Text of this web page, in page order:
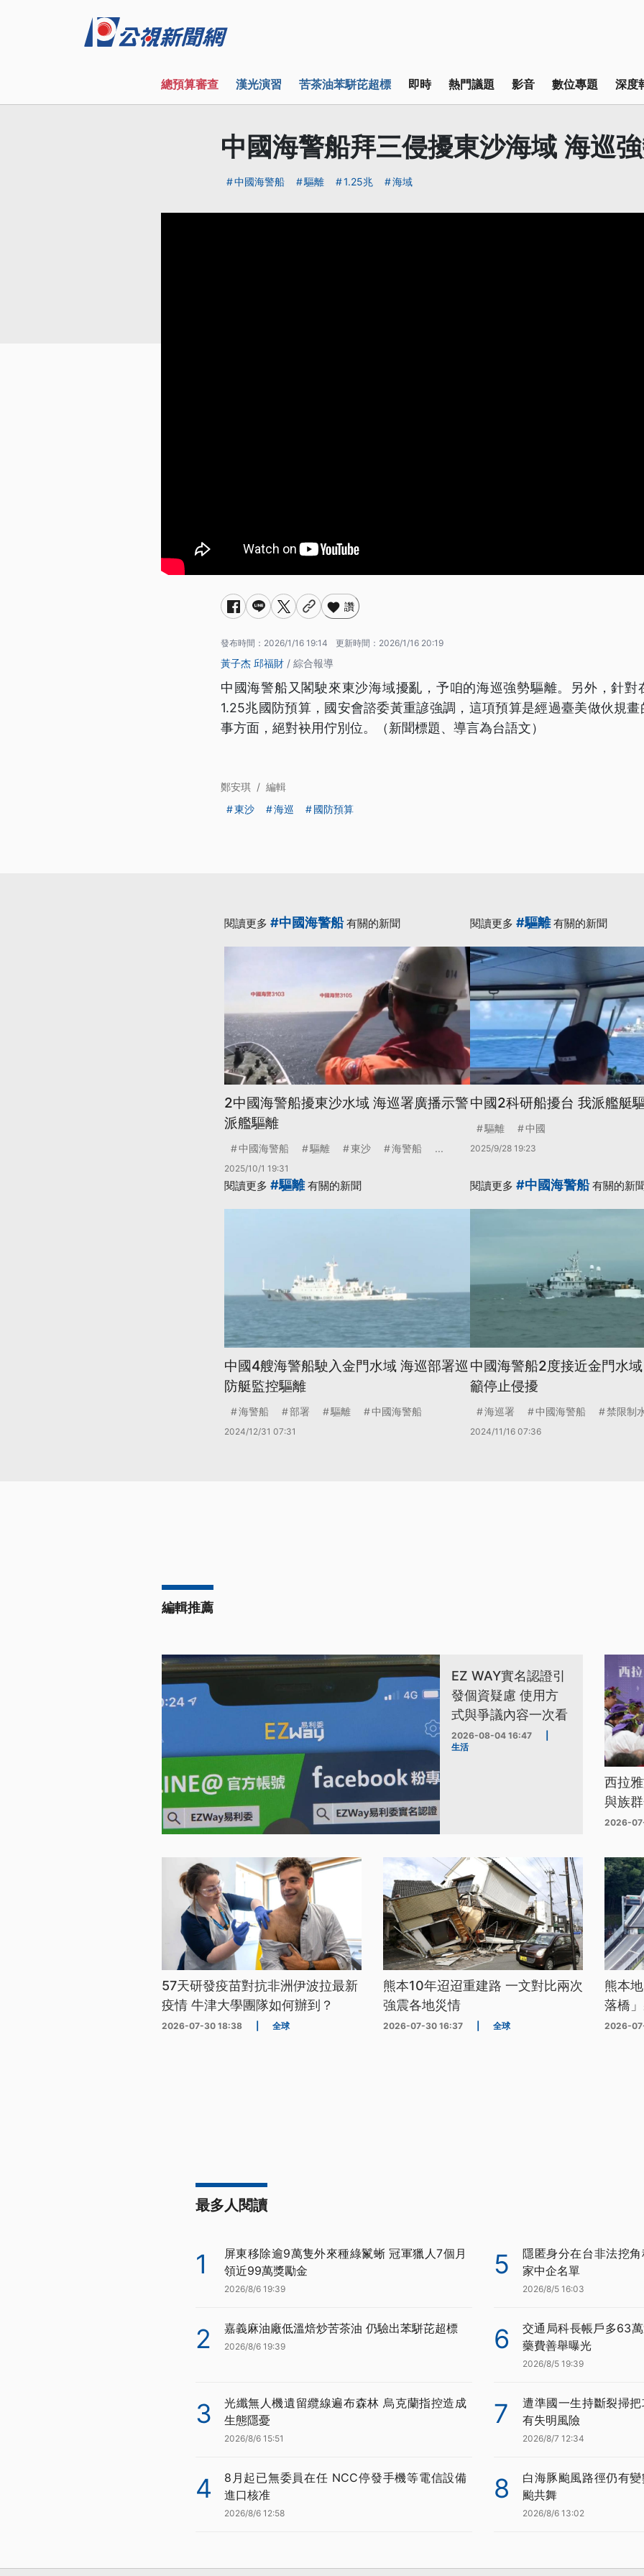
總預算審查 漢光演習 苦茶油苯駢芘超標 即時 熱門議題 影音 數位專題 深度
中國海警船拜三侵擾東沙海域 海巡
中國海警船 驅離 1.25兆 海域
讚
發布時間： 2026/1/16 19:14 更新時間： 2026/1/16 20:19
黃子杰 邱福財 / 綜合報導
中國海警船又閣駛來東沙海域擾亂，予咱的海巡強勢驅離。另外，針對
1.25兆國防預算，國安會諮委黃重諺強調，這項預算是經過臺美做伙規
事方面，絕對袂用佇別位。（新聞標題、導言為台語文）
鄭安琪 / 編輯
東沙
海巡 國防預算
閱讀更多 #中國海警船有關的新聞
2中國海警船擾東沙水域 海巡署廣播示警
派艦驅離
中國海警船 驅離 東沙 海警船 ...
2025/10/1 19:31
閱讀更多 #驅離有關的新聞
中國2科研船擾台 我派艦艇
驅離 中國
2025/9/28 19:23
閱讀更多 #驅離有關的新聞
中國4艘海警船駛入金門水域 海巡部署巡
防艇監控驅離
海警船 部署 驅離 中國海警船
2024/12/31 07:31
閱讀更多 #中國海警船有關的新
中國海警船2度接近金門水
籲停止侵擾
海巡署 中國海警船 禁限制
2024/11/16 07:36
編輯推薦
EZ WAY實名認證引
發個資疑慮 使用方
式與爭議內容一次看
2026-08-04 16:47
生活
西拉
與族
2026-
57天研發疫苗對抗非洲伊波拉最新
疫情 牛津大學團隊如何辦到？
2026-07-30 18:38 全球
熊本10年迢迢重建路 一文對比兩次
強震各地災情
2026-07-30 16:37 全球
熊本
落橋
2026-
最多人閱讀
1
屏東移除逾9萬隻外來種綠鬣蜥 冠軍獵人7個月
領近99萬獎勵金
2026/8/6 19:39
2 嘉義麻油廠低溫焙炒苦茶油 仍驗出苯駢芘超標
2026/8/6 19:39
3
光纖無人機遺留纜線遍布森林 烏克蘭指控造成
生態隱憂
2026/8/6 15:51
4
8月起已無委員在任 NCC停發手機等電信設備
進口核准
2026/8/6 12:58
5
隱匿身分在台非法挖
家中企名單
2026/8/5 16:03
6
交通局科長帳戶多63
藥費善舉曝光
2026/8/5 19:39
7
遭準國一生持斷裂掃
有失明風險
2026/8/7 12:34
8
白海豚颱風路徑仍有
颱共舞
2026/8/6 13:02